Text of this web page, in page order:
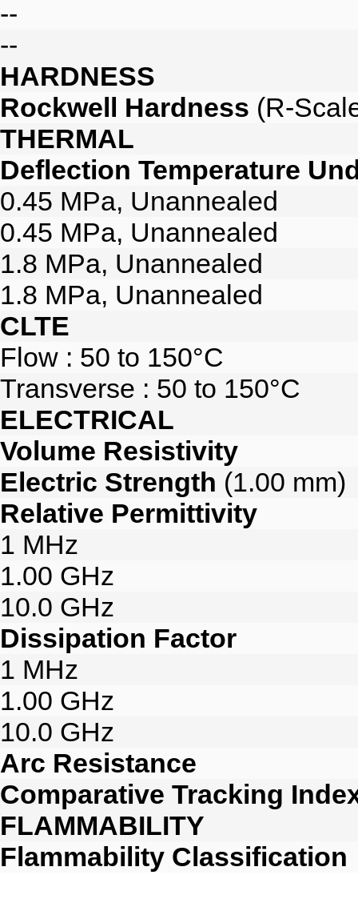
--
--
HARDNESS
Rockwell Hardness (R-
THERMAL
Deflection Temperature
0.45 MPa, Unannealed
0.45 MPa, Unannealed
1.8 MPa, Unannealed
1.8 MPa, Unannealed
CLTE
Flow : 50 to 150°C
Transverse : 50 to 150°C
ELECTRICAL
Volume Resistivity
Electric Strength (1.00 mm)
Relative Permittivity
1 MHz
1.00 GHz
10.0 GHz
Dissipation Factor
1 MHz
1.00 GHz
10.0 GHz
Arc Resistance
Comparative Tracking
FLAMMABILITY
Flammability Classification